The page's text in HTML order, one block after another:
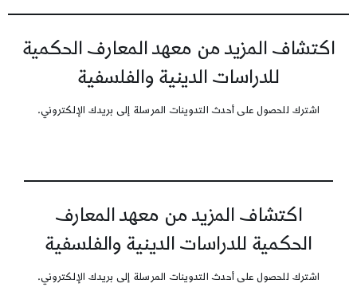
اكتشاف المزيد من معهد المعارف الحكمية
للدراسات الدينية والفلسفية
اشترك للحصول على أحدث التدوينات المرسلة إلى بريدك الإلكتروني.
اكتشاف المزيد من معهد المعارف
الحكمية للدراسات الدينية والفلسفية
اشترك للحصول على أحدث التدوينات المرسلة إلى بريدك الإلكتروني.